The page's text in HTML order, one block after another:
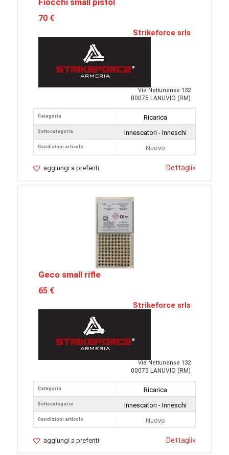
Fiocchi small pistol
70 €
Strikeforce srls
Via Nettunense 132
00075 LANUVIO (RM)
Categoria
Sottocategoria
Condizioni articolo
Ricarica
Innescatori - Inneschi
Nuovo
aggiungi a preferiti Dettagli»
Geco small rifle
65 €
Strikeforce srls
Via Nettunense 132
00075 LANUVIO (RM)
Categoria
Sottocategoria
Condizioni articolo
Ricarica
Innescatori - Inneschi
Nuovo
aggiungi a preferiti Dettagli»